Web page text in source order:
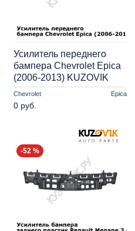
Chevrolet Epica
Усилитель переднего
бампера Chevrolet Epica
(2006-2013) KUZOVIK
0 руб.
-52 %